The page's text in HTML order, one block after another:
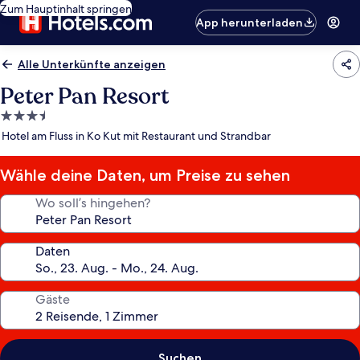
Zum Hauptinhalt springen
App herunterladen
Alle Unterkünfte anzeigen
Peter Pan Resort
3.5-
Sterne-
Hotel am Fluss in Ko Kut mit Restaurant und Strandbar
Wähle deine Daten, um Preise zu sehen
Wo soll’s hingehen?
Daten
Gäste